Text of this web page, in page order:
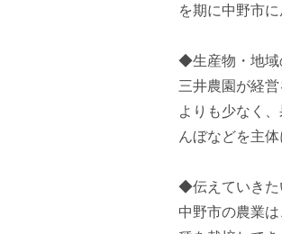
を期に中野市に
◆生産物・地域
三井農園が経
よりも少なく
んぼなどを主
◆伝えていきた
中野市の農業